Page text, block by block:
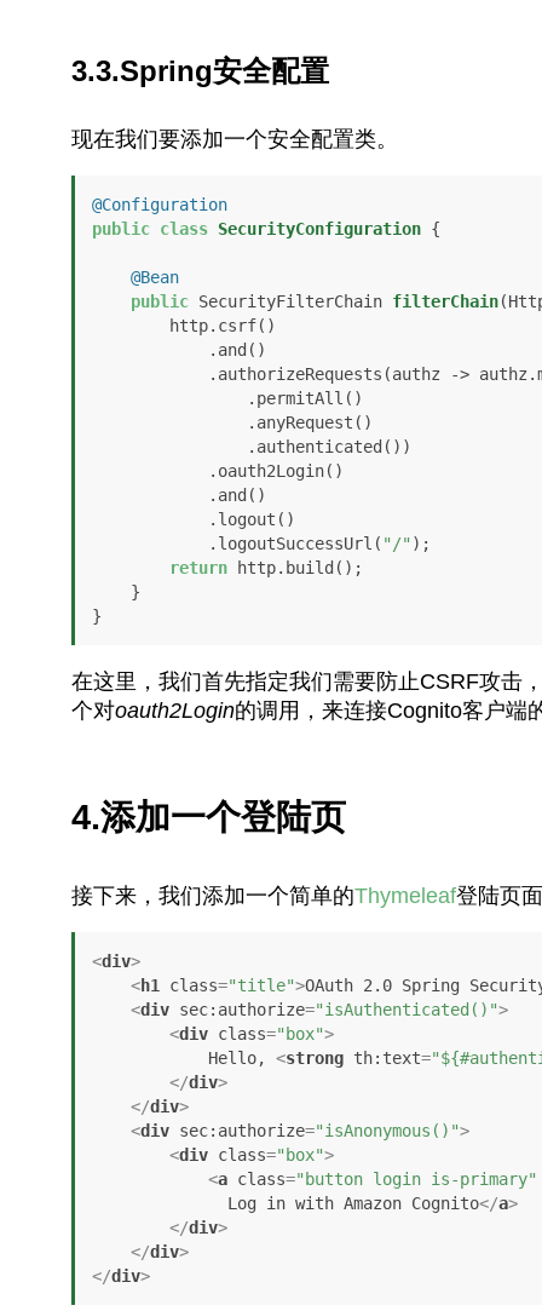
3.3.Spring安全配置
现在我们要添加一个安全配置类。
@Configuration
public class SecurityConfiguration {
@Bean
public SecurityFilterChain filterChain
.authorizeRequests(authz ->
            .logoutSuccessUrl(
"/" );
return http.build();
}
在这里，我们首先指定我们需要防止CSRF攻击
个对oauth2Login的调用，来连接Cognito客户端
4.添加一个登陆页
接下来，我们添加一个简单的Thymeleaf登陆页
<div>
<h1 class="title">OAuth 2.0 Spring
<div sec:authorize="isAuthenticated()">
<div class="box">
            Hello,
<strong th:text=
</div>
</div>
<div sec:authorize="isAnonymous()">
<div class="box">
<a class="button login is-primary"
              Log in with Amazon Cognito
</a>
</div>
</div>
</div>